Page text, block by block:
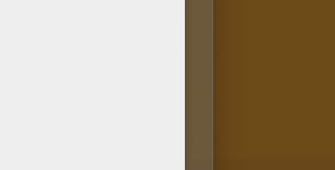
que si te gusta los
Para pintar el
un magnífico dibujo